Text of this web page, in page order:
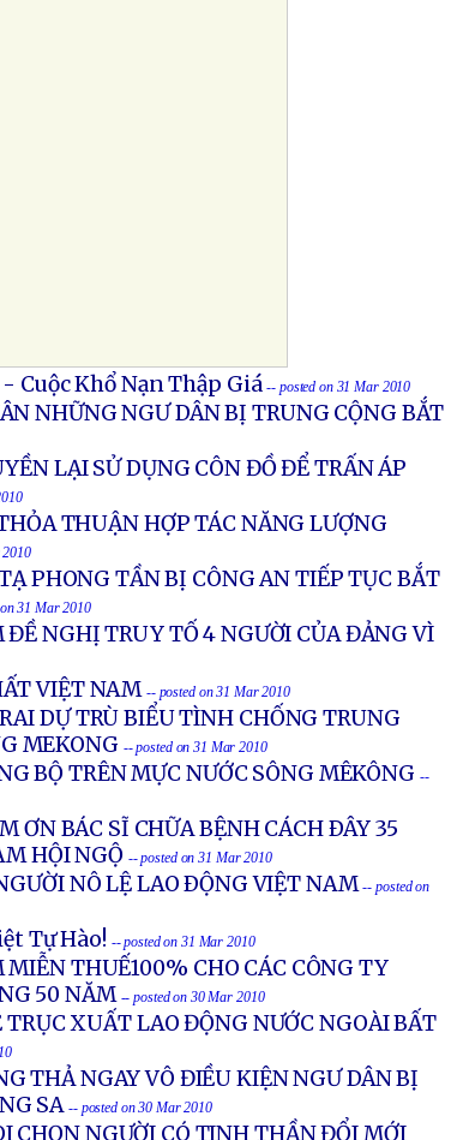
Cuộc Khổ Nạn Thập Giá -- posted on 31 Mar 2010
NHỮNG NGƯ DÂN BỊ TRUNG CỘNG BẮT
LẠI SỬ DỤNG CÔN ĐỒ ĐỂ TRẤN ÁP
THUẬN HỢP TÁC NĂNG LƯỢNG
PHONG TẦN BỊ CÔNG AN TIẾP TỤC BẮT
31 Mar 2010
ĐỀ NGHỊ TRUY TỐ 4 NGƯỜI CỦA ĐẢNG VÌ
VIỆT NAM -- posted on 31 Mar 2010
DỰ TRÙ BIỂU TÌNH CHỐNG TRUNG
MEKONG -- posted on 31 Mar 2010
BỘ TRÊN MỰC NƯỚC SÔNG MÊKÔNG --
ƠN BÁC SĨ CHỮA BỆNH CÁCH ÐÂY 35
HỘI NGỘ -- posted on 31 Mar 2010
NÔ LỆ LAO ÐỘNG VIỆT NAM -- posted on
Tự Hào! -- posted on 31 Mar 2010
MIỄN THUẾ100% CHO CÁC CÔNG TY
50 NĂM -- posted on 30 Mar 2010
TRỤC XUẤT LAO ĐỘNG NƯỚC NGOÀI BẤT
THẢ NGAY VÔ ĐIỀU KIỆN NGƯ DÂN BỊ
SA -- posted on 30 Mar 2010
CHỌN NGƯỜI CÓ TINH THẦN ĐỔI MỚI